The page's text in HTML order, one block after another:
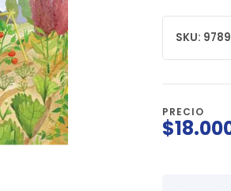
SKU:
PRECIO